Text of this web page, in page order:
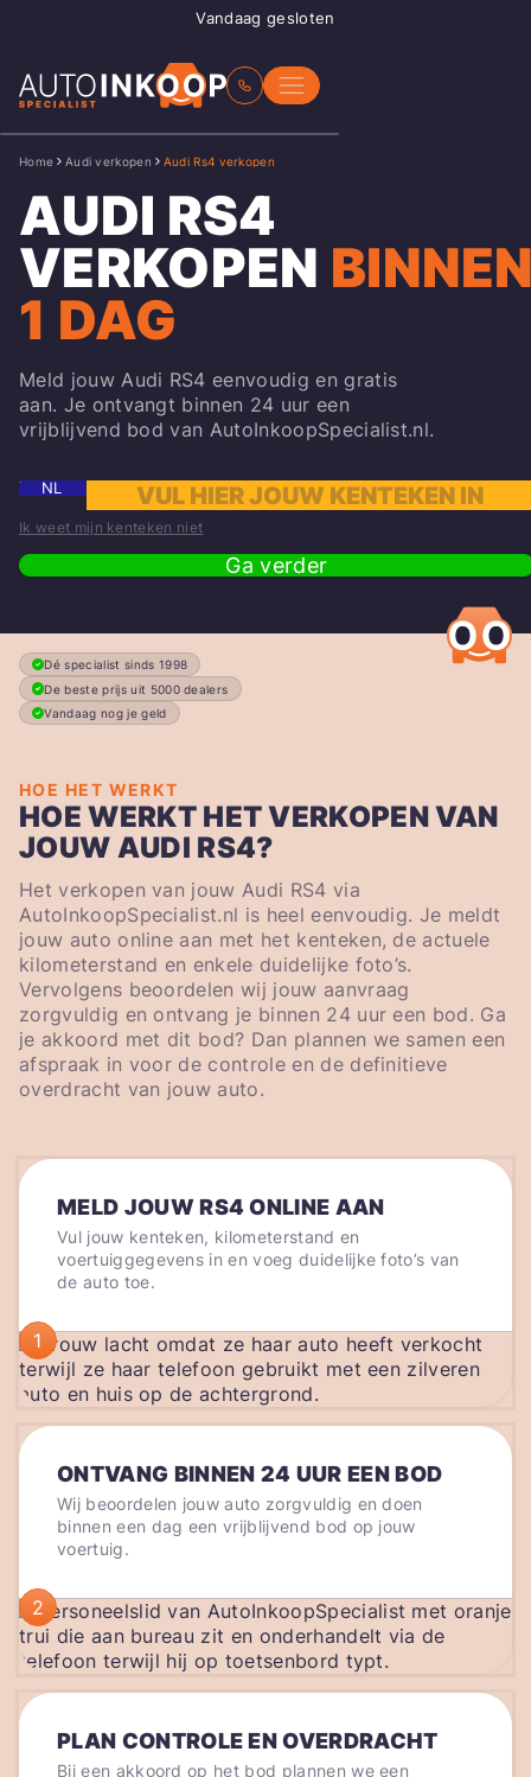
Vandaag gesloten
Home Audi verkopen Audi Rs4 verkopen
AUDI RS4
VERKOPEN
1 DAG
Meld jouw Audi RS4 eenvoudig en gratis
aan. Je ontvangt binnen 24 uur een
vrijblijvend bod van AutoInkoopSpecialist.nl.
NL
Ik weet mijn kenteken niet
Ga verder
Dé specialist sinds 1998
De beste prijs uit 5000 dealers
Vandaag nog je geld
HOE HET WERKT
HOE WERKT HET VERKOPEN VAN
JOUW AUDI RS4?
Het verkopen van jouw Audi RS4 via
AutoInkoopSpecialist.nl is heel eenvoudig. Je meldt
jouw auto online aan met het kenteken, de actuele
kilometerstand en enkele duidelijke foto’s.
Vervolgens beoordelen wij jouw aanvraag
zorgvuldig en ontvang je binnen 24 uur een bod. Ga
je akkoord met dit bod? Dan plannen we samen een
afspraak in voor de controle en de definitieve
overdracht van jouw auto.
MELD JOUW RS4 ONLINE AAN
Vul jouw kenteken, kilometerstand en
voertuiggegevens in en voeg duidelijke foto’s van
de auto toe.
1
ONTVANG BINNEN 24 UUR EEN BOD
Wij beoordelen jouw auto zorgvuldig en doen
binnen een dag een vrijblijvend bod op jouw
voertuig.
2
PLAN CONTROLE EN OVERDRACHT
Bij een akkoord op het bod plannen we een